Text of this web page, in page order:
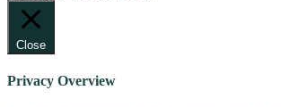
Close
Privacy Overview